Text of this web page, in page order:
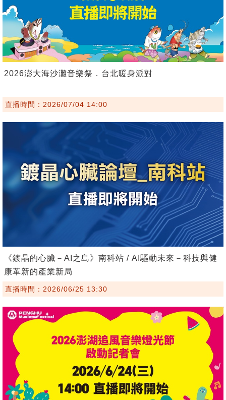
2026澎大海沙灘音樂祭．台北暖身派對
直播時間：2026/07/04 14:00
《鍍晶的心臟－AI之島》南科站 / AI驅動未來－科技與健
康革新的產業新局
直播時間：2026/06/25 13:30